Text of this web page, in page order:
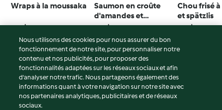
Wraps à la moussaka
4.7 (3)
Saumon en croûte
d'amandes et
pappardelle aux
5.0 (13)
Chou frisé
et spätzlis
4.0 (7)
© Copyright 2026
Conditions d'utilisation
Nous utilisons des cookies pour nous assurer du bon
fonctionnement de notre site, pour personnaliser notre
contenu et nos publicités, pour proposer des
fonctionnalités adaptées sur les réseaux sociaux et afin
d’analyser notre trafic. Nous partageons également des
informations quant à votre navigation sur notre site avec
nos partenaires analytiques, publicitaires et de réseaux
sociaux.